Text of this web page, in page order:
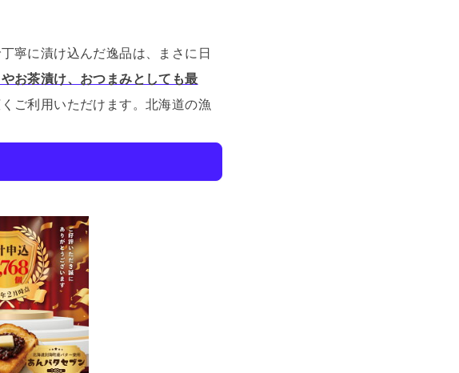
寧に漬け込んだ逸品は、まさに日
お茶漬け、おつまみとしても最
ご利用いただけます。北海道の漁